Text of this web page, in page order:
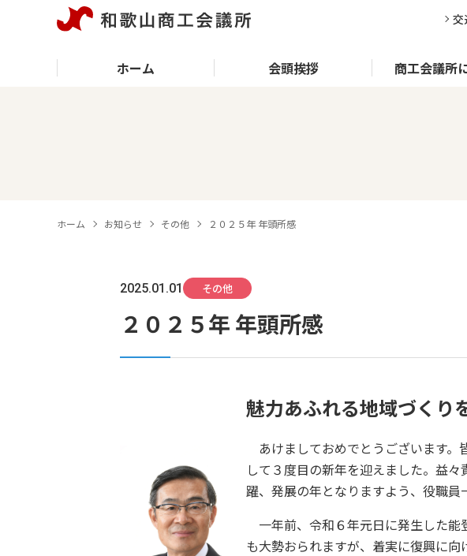
交
ホーム 会頭挨拶 商工会議所
ホーム お知らせ その他 ２０２５年 年頭所感
2025.01.01 その他
２０２５年 年頭所感
魅力あふれる地域づく
あけましておめでとうございます。
して３度目の新年を迎えました。益
躍、発展の年となりますよう、役職員
一年前、令和６年元日に発生した能
も大勢おられますが、着実に復興に